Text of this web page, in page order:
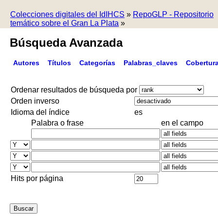
Colecciones digitales del IdIHCS » RepoGLP - Repositorio
temático sobre el Gran La Plata »
Búsqueda Avanzada
Autores Títulos Categorías Palabras_claves
Ordenar resultados de búsqueda por
Orden inverso
Idioma del índice
es
Palabra o frase
en el campo
Hits por página